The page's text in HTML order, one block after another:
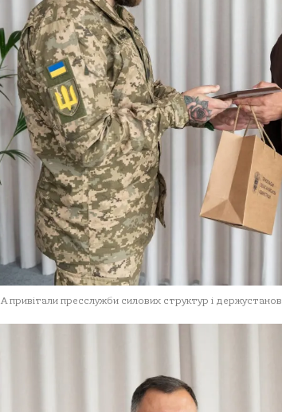
привітали пресслужби силових структур і держустанов